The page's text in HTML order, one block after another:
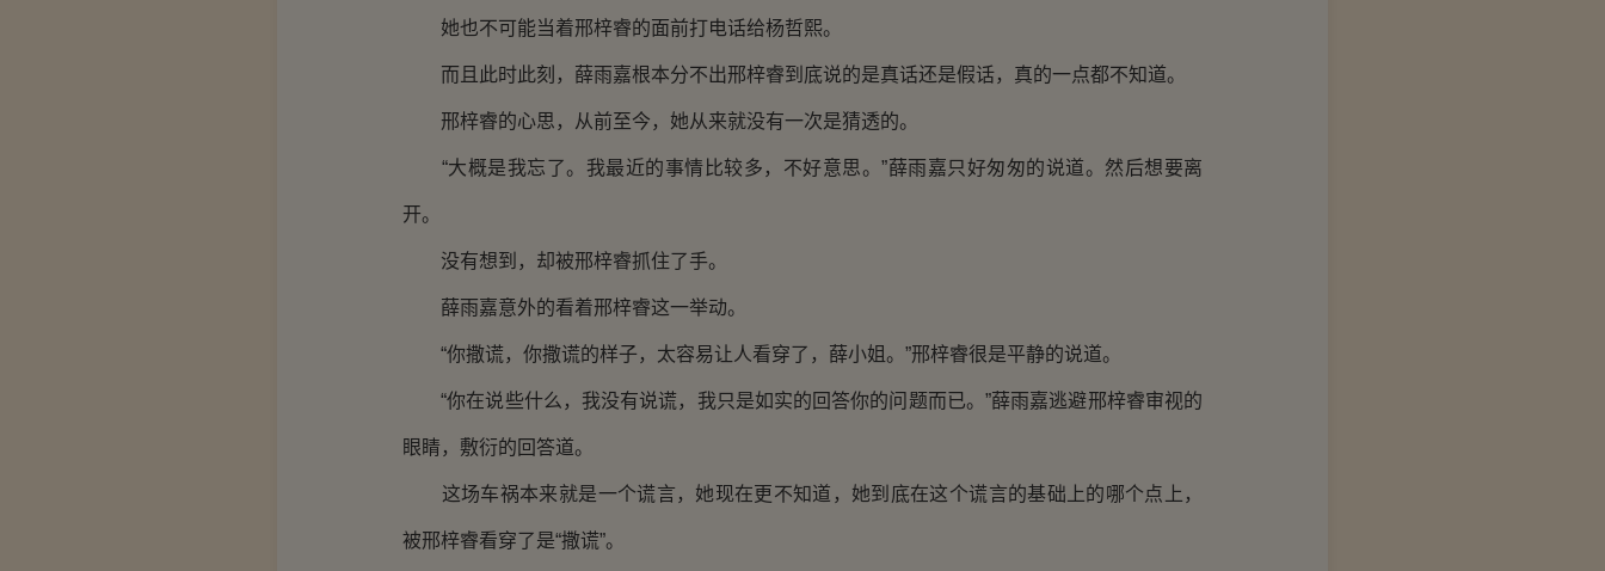
她也不可能当着邢梓睿的面前打电话给杨哲熙。
而且此时此刻，薛雨嘉根本分不出邢梓睿到底说的是真话还是假话，真的一点都不知道。
邢梓睿的心思，从前至今，她从来就没有一次是猜透的。
“大概是我忘了。我最近的事情比较多，不好意思。”薛雨嘉只好匆匆的说道。然后想要离
开。
没有想到，却被邢梓睿抓住了手。
薛雨嘉意外的看着邢梓睿这一举动。
“你撒谎，你撒谎的样子，太容易让人看穿了，薛小姐。”邢梓睿很是平静的说道。
“你在说些什么，我没有说谎，我只是如实的回答你的问题而已。”薛雨嘉逃避邢梓睿审视的
眼睛，敷衍的回答道。
这场车祸本来就是一个谎言，她现在更不知道，她到底在这个谎言的基础上的哪个点上，
被邢梓睿看穿了是“撒谎”。